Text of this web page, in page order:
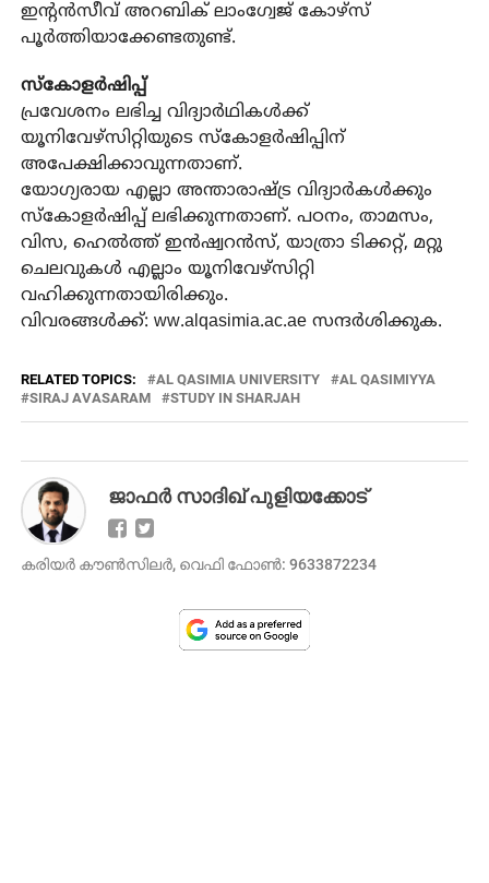
ഇന്റൻസീവ് അറബിക് ലാംഗ്വേജ് കോഴ്‌സ്
പൂർത്തിയാക്കേണ്ടതുണ്ട്.
സ്‌കോളർഷിപ്പ്
പ്രവേശനം ലഭിച്ച വിദ്യാർഥികൾക്ക്
യൂനിവേഴ്‌സിറ്റിയുടെ സ്‌കോളർഷിപ്പിന്
അപേക്ഷിക്കാവുന്നതാണ്.
യോഗ്യരായ എല്ലാ അന്താരാഷ്ട്ര വിദ്യാർകൾക്കും
സ്‌കോളർഷിപ്പ് ലഭിക്കുന്നതാണ്. പഠനം, താമസം,
വിസ, ഹെൽത്ത് ഇൻഷ്വറൻസ്, യാത്രാ ടിക്കറ്റ്, മറ്റു
ചെലവുകൾ എല്ലാം യൂനിവേഴ്‌സിറ്റി
വഹിക്കുന്നതായിരിക്കും.
വിവരങ്ങൾക്ക്: ww.alqasimia.ac.ae സന്ദർശിക്കുക.
RELATED TOPICS: AL QASIMIA UNIVERSITY
AL QASIMIYYA
SIRAJ AVASARAM
STUDY IN SHARJAH
ജാഫർ സാദിഖ് പുളിയക്കോട്
കരിയർ കൗൺസിലർ, വെഫി ഫോൺ: 9633872234